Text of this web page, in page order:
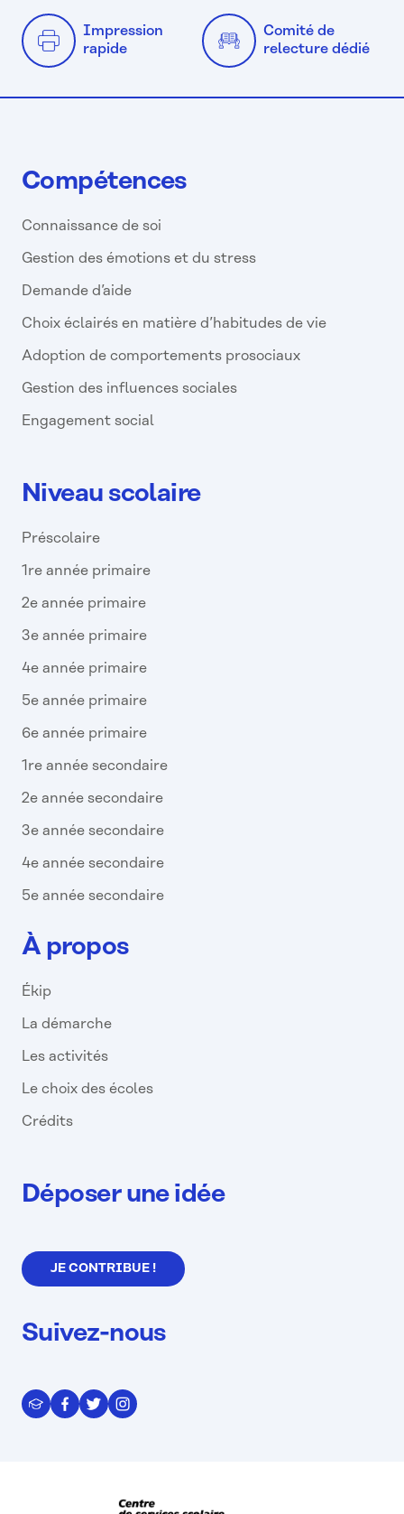
Impression
rapide
Comité de
relecture dédié
Compétences
Connaissance de soi
Gestion des émotions et du stress
Demande d’aide
Choix éclairés en matière d’habitudes de vie
Adoption de comportements prosociaux
Gestion des influences sociales
Engagement social
Niveau scolaire
Préscolaire
1re année primaire
2e année primaire
3e année primaire
4e année primaire
5e année primaire
6e année primaire
1re année secondaire
2e année secondaire
3e année secondaire
4e année secondaire
5e année secondaire
À propos
Ékip
La démarche
Les activités
Le choix des écoles
Crédits
Déposer une idée
JE CONTRIBUE !
Suivez-nous